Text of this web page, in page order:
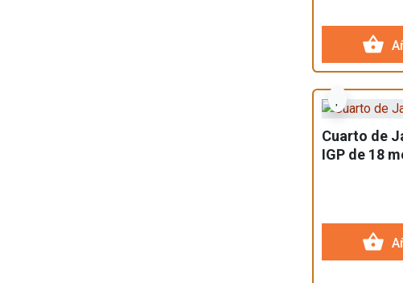
shopping_basket
Cuarto de
IGP de 18
shopping_basket